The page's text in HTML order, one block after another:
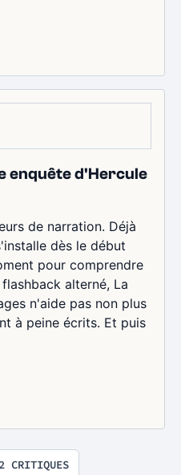
enquête d'Hercule
de narration. Déjà
dès le début
pour comprendre
alterné, La
n'aide pas non plus
à peine écrits. Et puis
CRITIQUES